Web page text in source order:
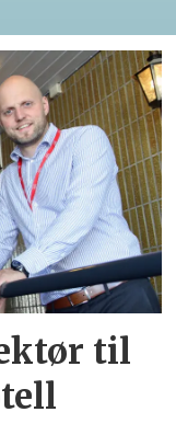
til